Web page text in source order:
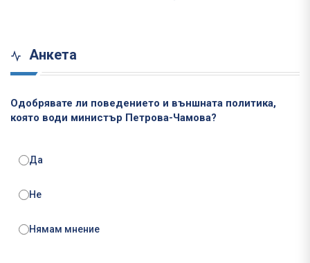
Анкета
Одобрявате ли поведението и външната политика,
която води министър Петрова-Чамова?
Да
Не
Нямам мнение